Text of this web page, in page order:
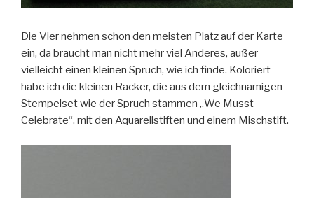
Die Vier nehmen schon den meisten Platz auf der Karte
ein, da braucht man nicht mehr viel Anderes, außer
vielleicht einen kleinen Spruch, wie ich finde. Koloriert
habe ich die kleinen Racker, die aus dem gleichnamigen
Stempelset wie der Spruch stammen „We Musst
Celebrate“, mit den Aquarellstiften und einem Mischstift.